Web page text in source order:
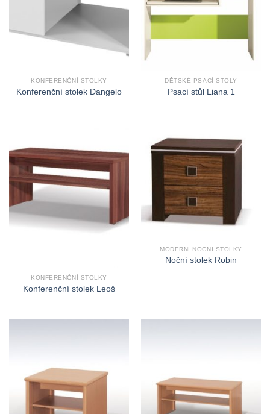
KONFERENČNÍ STOLKY
Konferenční stolek Dangelo
DĚTSKÉ PSACÍ STOLY
Psací stůl Liana 1
KONFERENČNÍ STOLKY
Konferenční stolek Leoš
MODERNÍ NOČNÍ STOLKY
Noční stolek Robin